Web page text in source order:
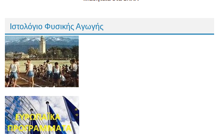
Ιστολόγιο Φυσικής Αγωγής